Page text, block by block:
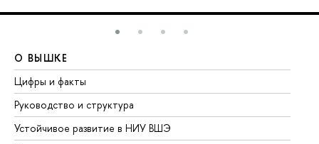
О ВЫШКЕ
Цифры и факты
Руководство и структура
Устойчивое развитие в НИУ ВШЭ